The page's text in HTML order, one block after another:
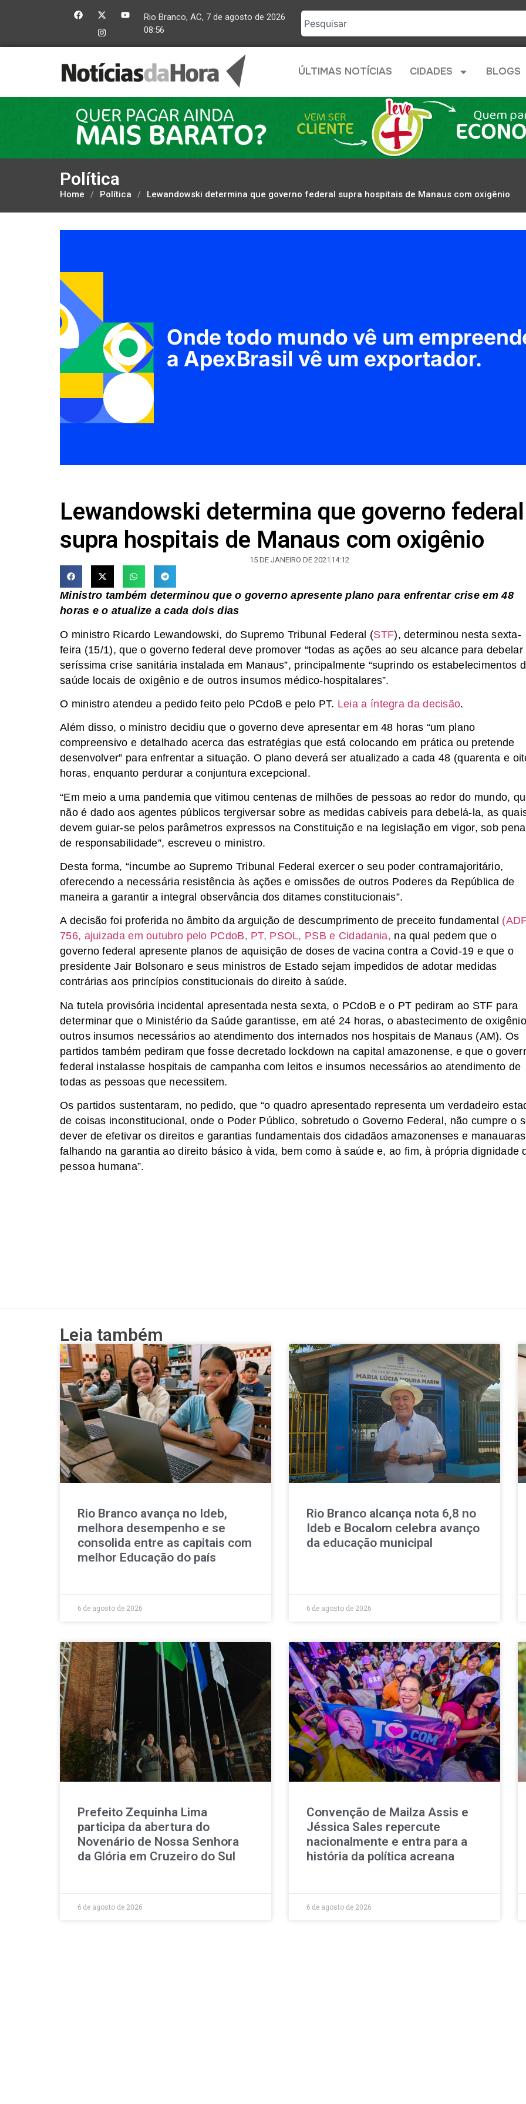
Rio Branco, AC, 7 de agosto de 2026
08:56
ÚLTIMAS NOTÍCIAS CIDADES BLOGS
Política
Home / Política / Lewandowski determina que governo federal supra hospitais de Manaus com oxigênio
Lewandowski determina que governo federal
supra hospitais de Manaus com oxigênio
15 DE JANEIRO DE 2021 14:12
Ministro também determinou que o governo apresente plano para enfrentar crise em 48
horas e o atualize a cada dois dias
O ministro Ricardo Lewandowski, do Supremo Tribunal Federal (STF), determinou nesta sexta-
feira (15/1), que o governo federal deve promover “todas as ações ao seu alcance para debelar
seríssima crise sanitária instalada em Manaus”, principalmente “suprindo os estabelecimentos
saúde locais de oxigênio e de outros insumos médico-hospitalares”.
O ministro atendeu a pedido feito pelo PCdoB e pelo PT. Leia a íntegra da decisão.
Além disso, o ministro decidiu que o governo deve apresentar em 48 horas “um plano
compreensivo e detalhado acerca das estratégias que está colocando em prática ou pretende
desenvolver” para enfrentar a situação. O plano deverá ser atualizado a cada 48 (quarenta e
horas, enquanto perdurar a conjuntura excepcional.
“Em meio a uma pandemia que vitimou centenas de milhões de pessoas ao redor do mundo,
não é dado aos agentes públicos tergiversar sobre as medidas cabíveis para debelá-la, as
devem guiar-se pelos parâmetros expressos na Constituição e na legislação em vigor, sob pena
de responsabilidade”, escreveu o ministro.
Desta forma, “incumbe ao Supremo Tribunal Federal exercer o seu poder contramajoritário,
oferecendo a necessária resistência às ações e omissões de outros Poderes da República de
maneira a garantir a integral observância dos ditames constitucionais”.
A decisão foi proferida no âmbito da arguição de descumprimento de preceito fundamental
756, ajuizada em outubro pelo PCdoB, PT, PSOL, PSB e Cidadania, na qual pedem que o
governo federal apresente planos de aquisição de doses de vacina contra a Covid-19 e que o
presidente Jair Bolsonaro e seus ministros de Estado sejam impedidos de adotar medidas
contrárias aos princípios constitucionais do direito à saúde.
Na tutela provisória incidental apresentada nesta sexta, o PCdoB e o PT pediram ao STF para
determinar que o Ministério da Saúde garantisse, em até 24 horas, o abastecimento de
outros insumos necessários ao atendimento dos internados nos hospitais de Manaus (AM). Os
partidos também pediram que fosse decretado lockdown na capital amazonense, e que o
federal instalasse hospitais de campanha com leitos e insumos necessários ao atendimento de
todas as pessoas que necessitem.
Os partidos sustentaram, no pedido, que “o quadro apresentado representa um verdadeiro
de coisas inconstitucional, onde o Poder Público, sobretudo o Governo Federal, não cumpre o
dever de efetivar os direitos e garantias fundamentais dos cidadãos amazonenses e
falhando na garantia ao direito básico à vida, bem como à saúde e, ao fim, à própria dignidade
pessoa humana”.
Leia também
Rio Branco avança no Ideb,
melhora desempenho e se
consolida entre as capitais com
melhor Educação do país
6 de agosto de 2026
Rio Branco alcança nota 6,8 no
Ideb e Bocalom celebra avanço
da educação municipal
6 de agosto de 2026
Prefeito Zequinha Lima
participa da abertura do
Novenário de Nossa Senhora
da Glória em Cruzeiro do Sul
6 de agosto de 2026
Convenção de Mailza Assis e
Jéssica Sales repercute
nacionalmente e entra para a
história da política acreana
6 de agosto de 2026